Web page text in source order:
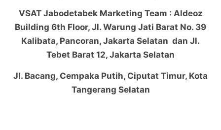
VSAT Jabodetabek Marketing Team : Aldeoz
Building 6th Floor, Jl. Warung Jati Barat No. 39
Kalibata, Pancoran, Jakarta Selatan dan Jl.
Tebet Barat 12, Jakarta Selatan
Jl. Bacang, Cempaka Putih, Ciputat Timur, Kota
Tangerang Selatan